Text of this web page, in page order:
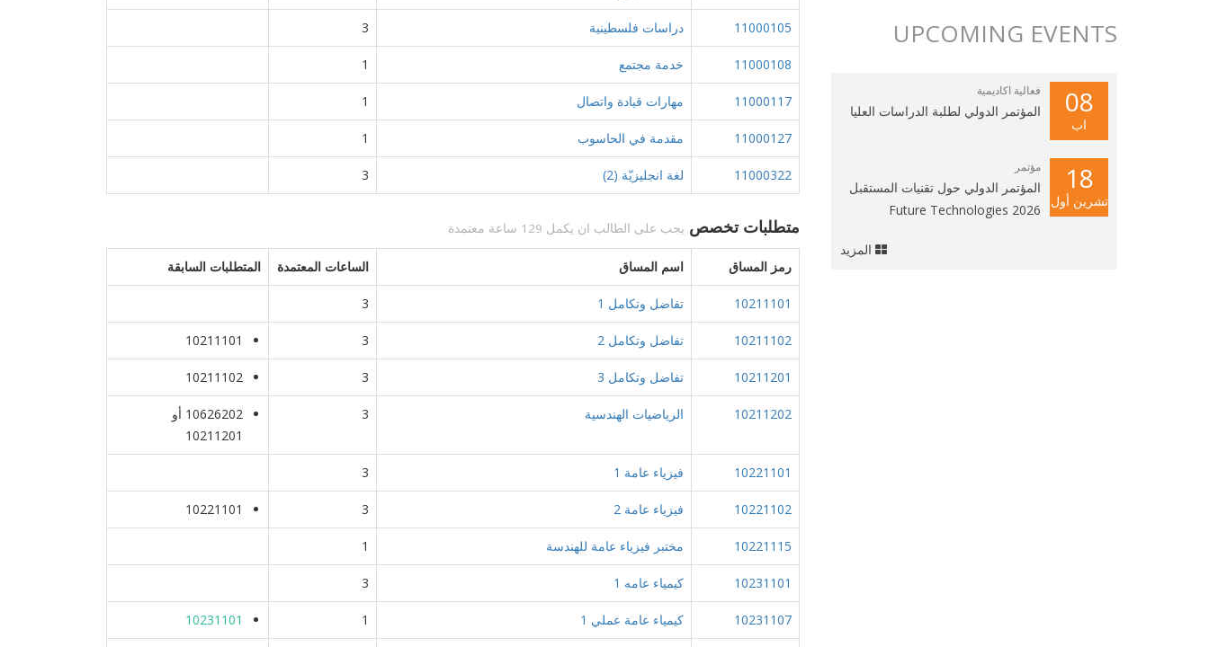
11000105 دراسات فلسطينية 3
11000108 خدمة مجتمع 1
11000117 مهارات قيادة واتصال 1
11000127 مقدمة في الحاسوب 1
11000322 لغة انجليزيّة (2) 3
متطلبات تخصص يجب على الطالب ان يكمل 129 ساعة معتمدة
رمز المساق اسم المساق الساعات المعتمدة المتطلبات السابقة
10211101 تفاضل وتكامل 1 3
10211102 تفاضل وتكامل 2 3
10211101
10211201 تفاضل وتكامل 3 3
10211102
10211202 الرياضيات الهندسية 3
10626202 أو
10211201
10221101 فيزياء عامة 1 3
10221102 فيزياء عامة 2 3
10221101
10221115 مختبر فيزياء عامة للهندسة 1
10231101 كيمياء عامه 1 3
10231107 كيمياء عامة عملي 1 1
10231101
UPCOMING EVENTS
08
اب
فعالية اكاديمية
المؤتمر الدولي لطلبة الدراسات العليا
18
تشرين أول
مؤتمر
المؤتمر الدولي حول تقنيات المستقبل
2026 Future Technologies
المزيد